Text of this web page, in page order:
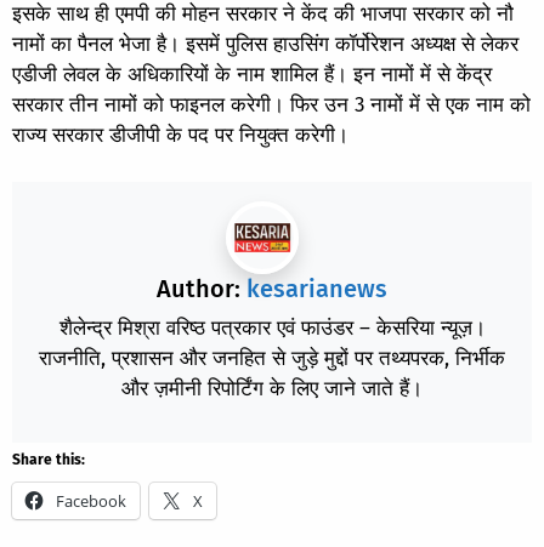
इसके साथ ही एमपी की मोहन सरकार ने केंद की भाजपा सरकार को नौ
नामों का पैनल भेजा है। इसमें पुलिस हाउसिंग कॉर्पोरेशन अध्यक्ष से लेकर
एडीजी लेवल के अधिकारियों के नाम शामिल हैं। इन नामों में से केंद्र
सरकार तीन नामों को फाइनल करेगी। फिर उन 3 नामों में से एक नाम को
राज्य सरकार डीजीपी के पद पर नियुक्त करेगी।
Author: kesarianews
शैलेन्द्र मिश्रा वरिष्ठ पत्रकार एवं फाउंडर – केसरिया न्यूज़।
राजनीति, प्रशासन और जनहित से जुड़े मुद्दों पर तथ्यपरक, निर्भीक
और ज़मीनी रिपोर्टिंग के लिए जाने जाते हैं।
Share this:
Facebook X